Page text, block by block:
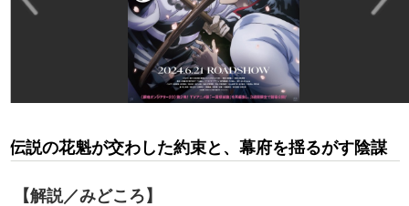
伝説の花魁が交わした約束と、幕府を揺るがす陰謀
【解説／みどころ】